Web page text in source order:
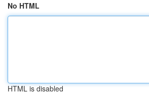
No HTML
HTML is disabled